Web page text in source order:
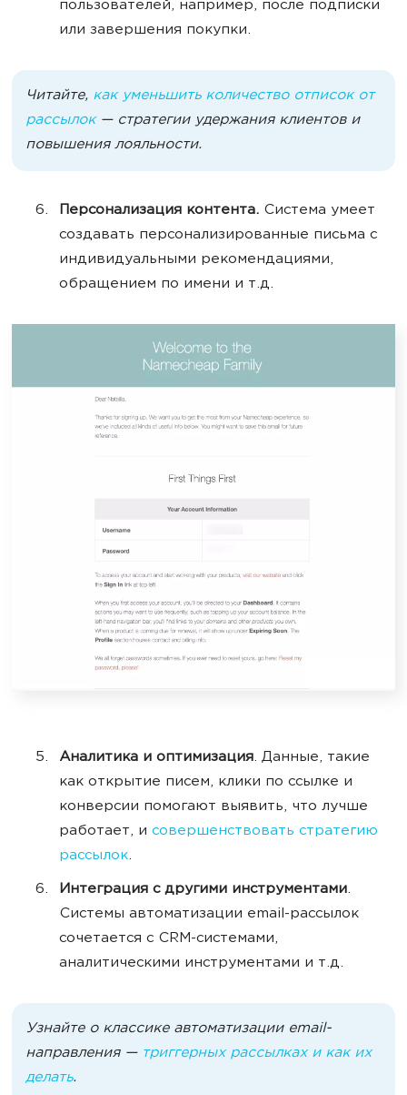
пользователей, например, после подписки
или завершения покупки.
Читайте, как уменьшить количество отписок от
рассылок— стратегии удержания клиентов и
повышения лояльности.
Персонализация контента. Система умеет
создавать персонализированные письма с
индивидуальными рекомендациями,
обращением по имени и т.д.
Аналитика и оптимизация. Данные, такие
как открытие писем, клики по ссылке и
конверсии помогают выявить, что лучше
работает, и совершенствовать стратегию
рассылок.
Интеграция с другими инструментами.
Системы автоматизации email-рассылок
сочетается с CRM-системами,
аналитическими инструментами и т.д.
Узнайте о классике автоматизации email-
направления — триггерных рассылках и как их
делать.